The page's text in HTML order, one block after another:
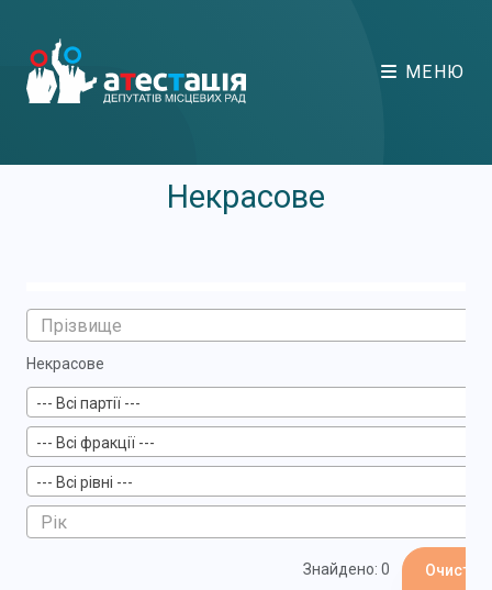
МЕНЮ
Некрасове
Некрасове
--- Всі партії ---
--- Всі фракції ---
--- Всі рівні ---
Знайдено: 0